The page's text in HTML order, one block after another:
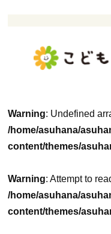
Warning: Undefined
/home/asuhana/
content/themes/
Warning: Attempt to
/home/asuhana/
content/themes/